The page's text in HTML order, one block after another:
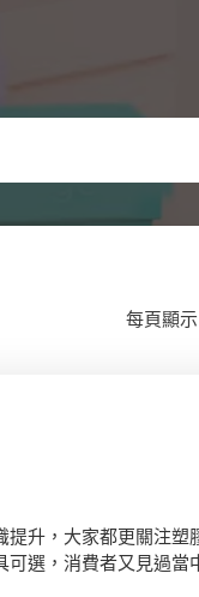
每頁顯示
提升，大家都更關注塑
選，消費者又見過當